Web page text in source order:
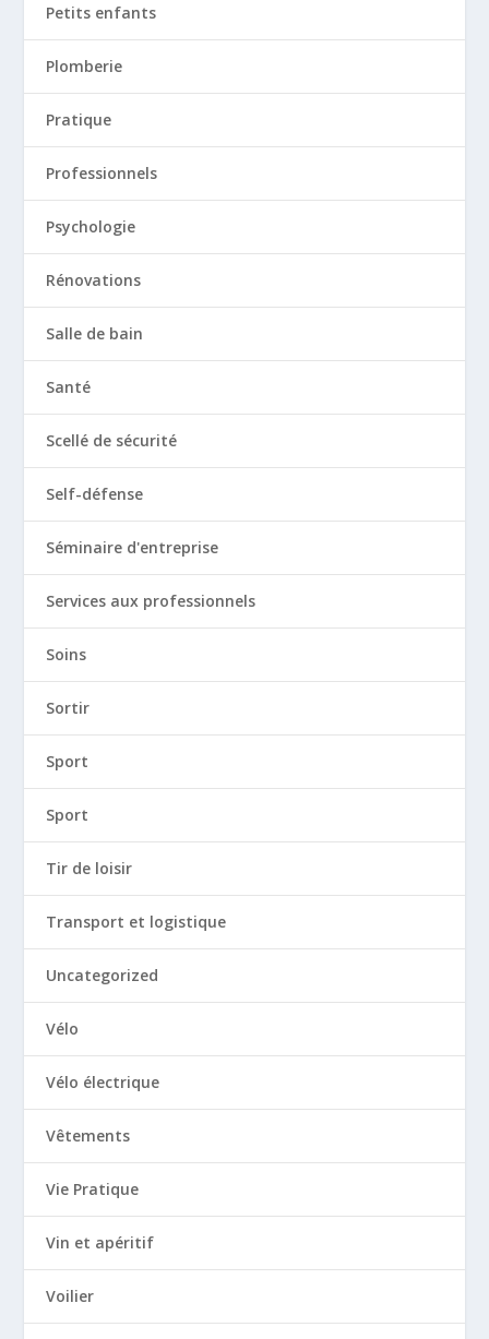
Petits enfants
Plomberie
Pratique
Professionnels
Psychologie
Rénovations
Salle de bain
Santé
Scellé de sécurité
Self-défense
Séminaire d'entreprise
Services aux professionnels
Soins
Sortir
Sport
Sport
Tir de loisir
Transport et logistique
Uncategorized
Vélo
Vélo électrique
Vêtements
Vie Pratique
Vin et apéritif
Voilier